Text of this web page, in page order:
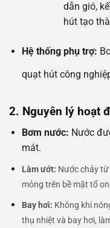
dẫn gió,
hút tạo
Hệ thống phụ trợ:
quạt hút công
2. Nguyên lý hoạt
Bơm nước: Nước
mát.
Làm ướt: Nước chảy
mỏng trên bề mặt tổ
Bay hơi: Không khí
thụ nhiệt và bay hơi,